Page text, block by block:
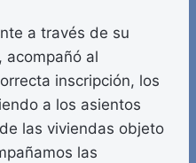
a través de su
acompañó al
inscripción, los
a los asientos
las viviendas objeto
las